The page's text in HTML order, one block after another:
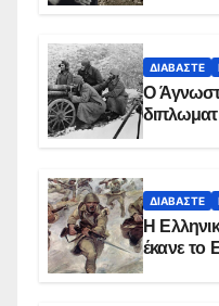
ΔΙΑΒΆΣΤΕ
Ο
ΔΙΑΒΆΣΤΕ
Η
έκανε το